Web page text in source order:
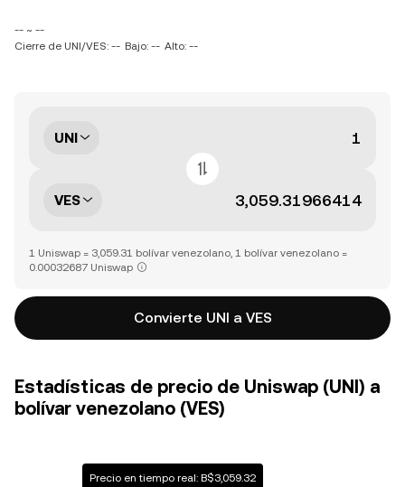
-- ~ --
Cierre de UNI/VES: -- Bajo: -- Alto: --
UNI
VES
1 Uniswap = 3,059.31 bolívar venezolano, 1 bolívar venezolano =
0.00032687 Uniswap
Convierte UNI a VES
Estadísticas de precio de Uniswap (UNI) a
bolívar venezolano (VES)
Precio en tiempo real: B$3,059.32